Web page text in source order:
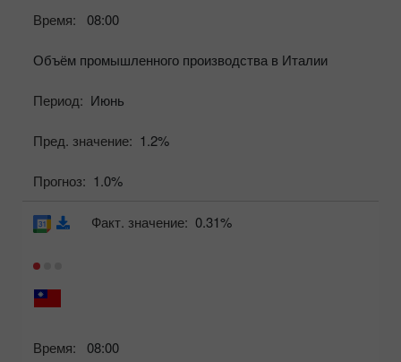
Время: 08:00
Объём промышленного производства в Италии
Период: Июнь
Пред. значение: 1.2%
Прогноз: 1.0%
Время: 08:00
Факт. значение: 0.31%